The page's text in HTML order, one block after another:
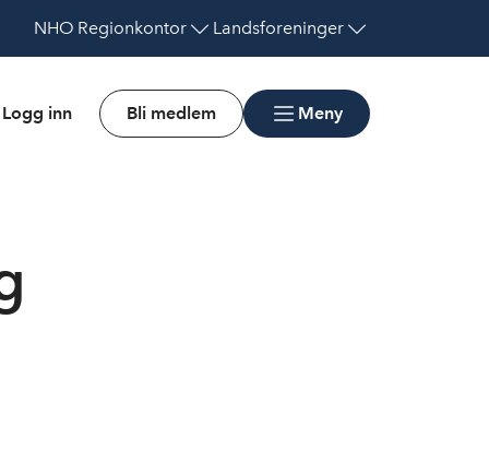
NHO Regionkontor Landsforeninger
Logg inn Bli medlem Meny